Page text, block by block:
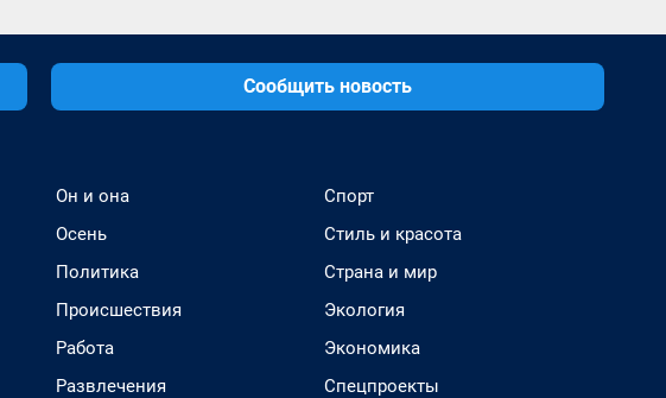
Сообщить новость
Он и она
Осень
Политика
Происшествия
Работа
Развлечения
Спорт
Стиль и красота
Страна и мир
Экология
Экономика
Спецпроекты